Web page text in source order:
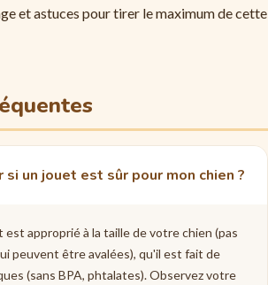
et astuces pour tirer le maximum de cette
si un jouet est sûr pour mon chien ?
est approprié à la taille de votre chien (pas
peuvent être avalées), qu'il est fait de
(sans BPA, phtalates). Observez votre